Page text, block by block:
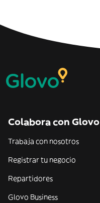
Colabora con Glovo
Trabaja con nosotros
Registrar tu negocio
Repartidores
Glovo Business